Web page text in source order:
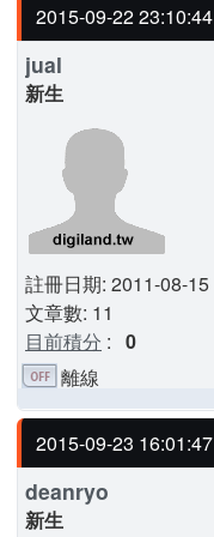
2015-09-22 23:10:44
jual
新生
註冊日期: 2011-08-15
文章數: 11
目前積分 : 0
離線
2015-09-23 16:01:47
deanryo
新生